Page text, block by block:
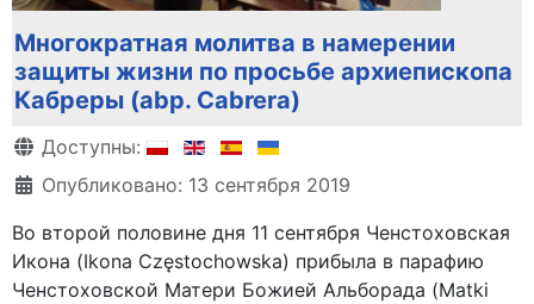
Многократная молитва в намерении
защиты жизни по просьбе архиепископа
Кабреры (abp. Cabrera)
Информация о материале
Доступны:
Опубликовано: 13 сентября 2019
Во второй половине дня 11 сентября Ченстоховская
Икона (Ikona Częstochowska) прибыла в парафию
Ченстоховской Матери Божией Альборада (Matki